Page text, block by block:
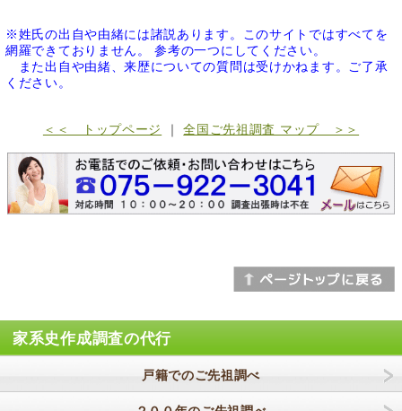
※姓氏の出自や由緒には諸説あります。このサイトではすべてを
網羅できておりません。 参考の一つにしてください。
また出自や由緒、来歴についての質問は受けかねます。ご了承
ください。
＜＜ トップページ ｜全国ご先祖調査 マップ ＞＞
家系史作成調査の代行
戸籍でのご先祖調べ